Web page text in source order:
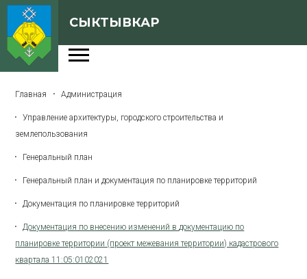
СЫКТЫВКАР
Генеральный план
О Сыктывкаре
Бюджет города
Архивная версия сайта
Версия для слабовидящих
Главная Администрация
Управление архитектуры, городского строительства и
землепользования
Генеральный план
Генеральный план и документация по планировке территорий
Документация по планировке территорий
Документация по внесению изменений в документацию по
планировке территории (проект межевания территории) кадастрового
квартала 11:05:0102021